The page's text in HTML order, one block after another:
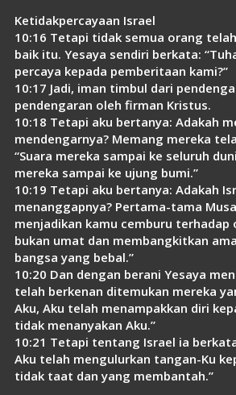
Ketidakpercayaan Israel
10:16 Tetapi tidak semua orang
baik itu. Yesaya sendiri berkata:
percaya kepada pemberitaan kami?”
10:17 Jadi, iman timbul dari
pendengaran oleh firman Kristus.
10:18 Tetapi aku bertanya: Adakah
mendengarnya? Memang mereka
“Suara mereka sampai ke seluruh
mereka sampai ke ujung bumi.”
10:19 Tetapi aku bertanya: Adakah
menanggapnya? Pertama-tama
menjadikan kamu cemburu
bukan umat dan membangkitkan
bangsa yang bebal.”
10:20 Dan dengan berani Yesaya
telah berkenan ditemukan mereka
Aku, Aku telah menampakkan diri
tidak menanyakan Aku.”
10:21 Tetapi tentang Israel ia
Aku telah mengulurkan tangan-Ku
tidak taat dan yang membantah.”